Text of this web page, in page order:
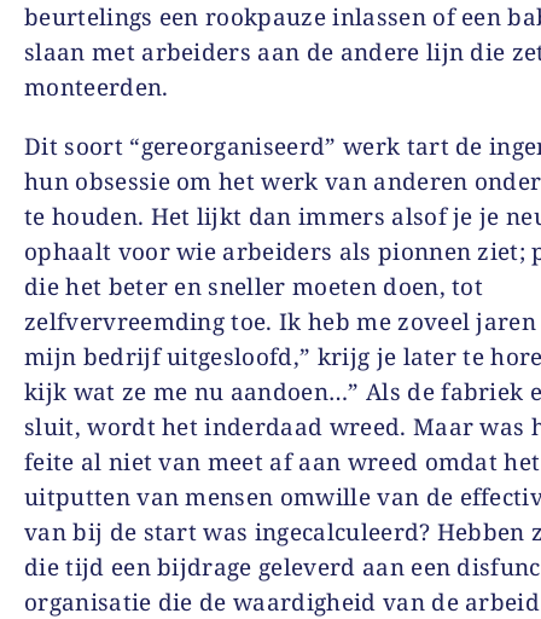
beurtelings een rookpauze inlassen of een
slaan met arbeiders aan de andere lijn die
monteerden.
Dit soort “gereorganiseerd” werk tart de
hun obsessie om het werk van anderen
te houden. Het lijkt dan immers alsof je je
ophaalt voor wie arbeiders als pionnen ziet;
die het beter en sneller moeten doen, tot
zelfvervreemding toe. Ik heb me zoveel
mijn bedrijf uitgesloofd,” krijg je later te
kijk wat ze me nu aandoen…” Als de fabriek
sluit, wordt het inderdaad wreed. Maar was
feite al niet van meet af aan wreed omdat het
uitputten van mensen omwille van de
van bij de start was ingecalculeerd? Hebben
die tijd een bijdrage geleverd aan een
organisatie die de waardigheid van de